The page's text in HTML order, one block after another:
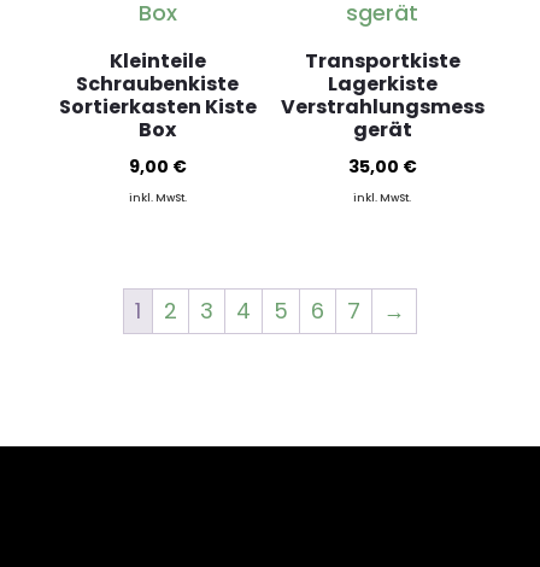
Kleinteile
Schraubenkiste
Sortierkasten Kiste
Box
9,00 €
inkl. MwSt.
Transportkiste
Lagerkiste
Verstrahlungsmess
gerät
35,00 €
inkl. MwSt.
1 2 3 4 5 6 7 →